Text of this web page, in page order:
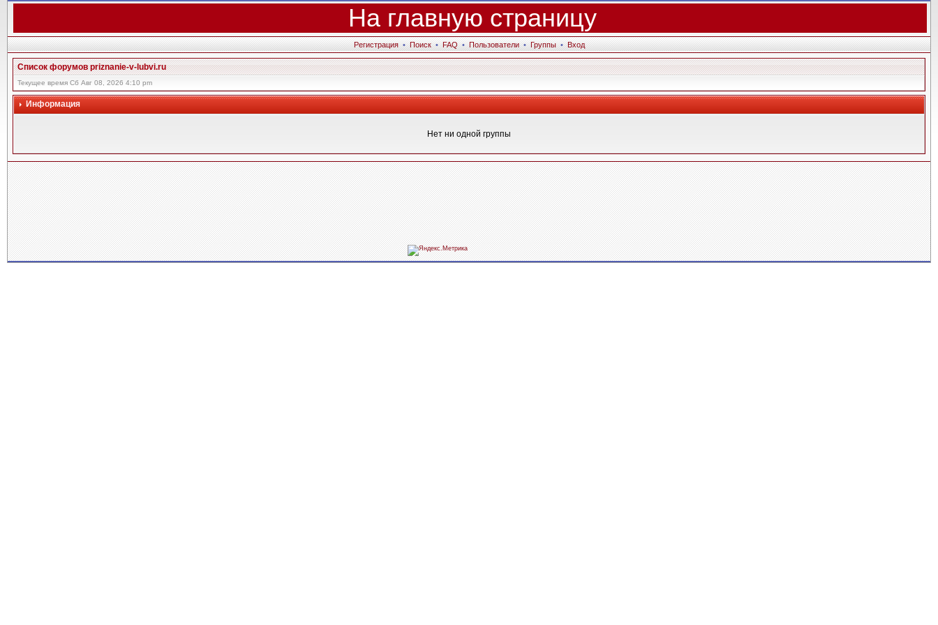
На главную страницу
Регистрация • Поиск • FAQ • Пользователи • Группы • Вход
Список форумов priznanie-v-lubvi.ru
Текущее время Сб Авг 08, 2026 4:10 pm
Информация
Нет ни одной группы